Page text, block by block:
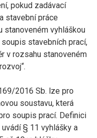
pokud zadávací
stavební práce
stanoveném vyhláškou
stavebních prací,
v rozsahu stanoveném
2016 Sb. lze pro
soustavu, která
soupis prací. Definici
§ 11 vyhlášky a